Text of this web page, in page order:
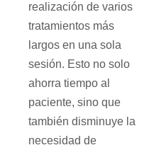
realización de varios
tratamientos más
largos en una sola
sesión. Esto no solo
ahorra tiempo al
paciente, sino que
también disminuye la
necesidad de